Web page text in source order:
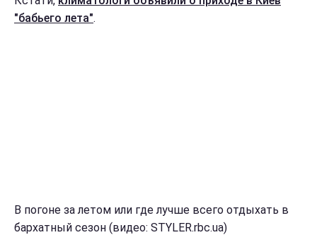
"бабьего лета".
В погоне за летом или где лучше всего отдыхать в
бархатный сезон (видео: STYLER.rbc.ua)